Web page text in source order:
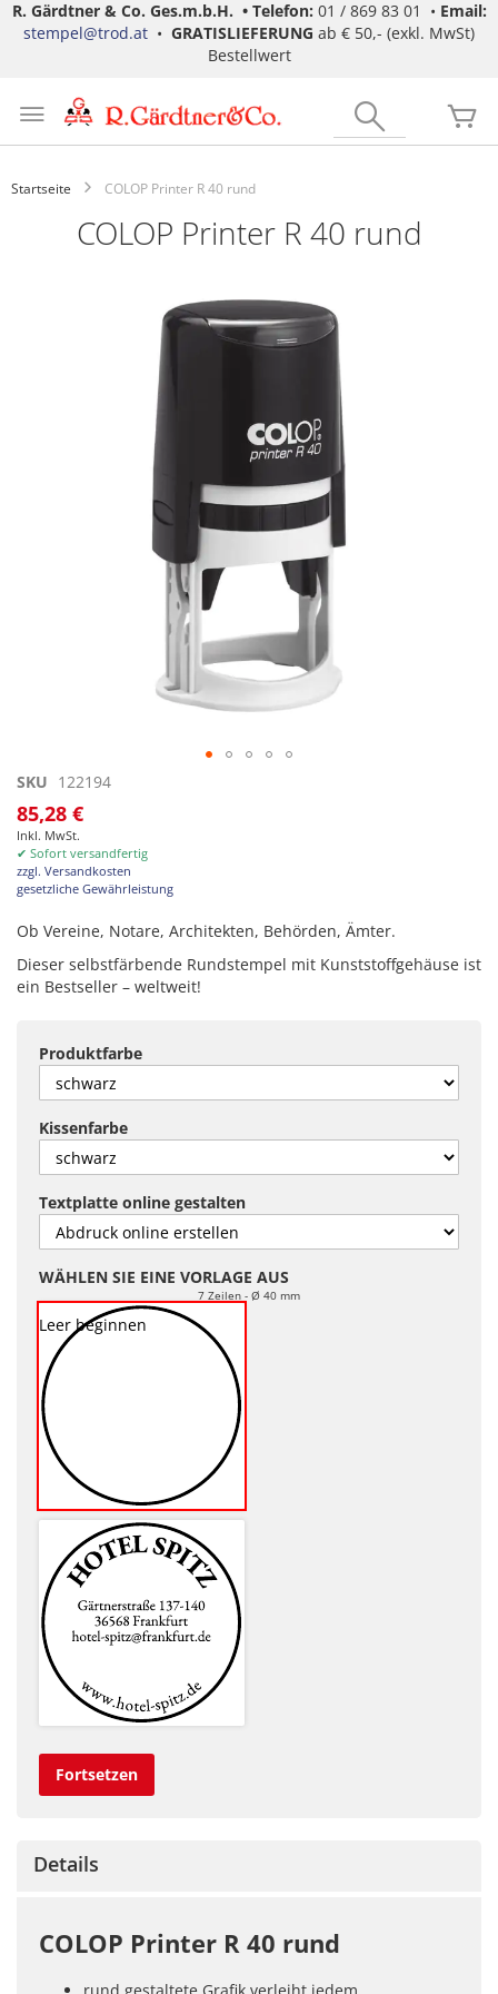
R. Gärdtner & Co. Ges.m.b.H. • Telefon: 01 / 869 83 01 • Email:
stempel@trod.at • GRATISLIEFERUNG ab € 50,- (exkl. MwSt)
Bestellwert
Inhalt
springen
Startseite COLOP Printer R 40 rund
COLOP Printer R 40 rund
Zum
Anfang
der
Bildgalerie
springen
SKU 122194
85,28 €
Inkl. MwSt.
✔ Sofort versandfertig
zzgl. Versandkosten
gesetzliche Gewährleistung
Ob Vereine, Notare, Architekten, Behörden, Ämter.
Dieser selbstfärbende Rundstempel mit Kunststoffgehäuse ist
ein Bestseller – weltweit!
Produktfarbe
Kissenfarbe
Textplatte online gestalten
WÄHLEN SIE EINE VORLAGE AUS
7 Zeilen Ø 40 mm
Leer beginnen
Fortsetzen
Details
COLOP Printer R 40 rund